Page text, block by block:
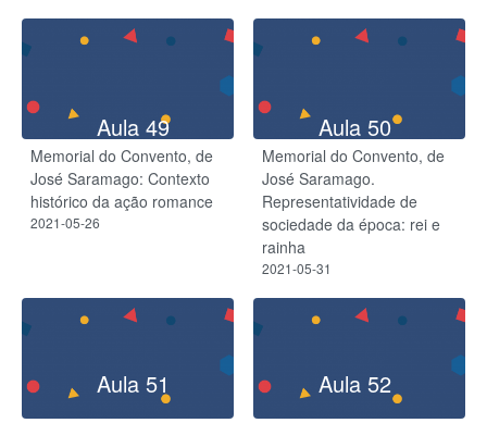
Aula 49
Memorial do Convento, de
José Saramago: Contexto
histórico da ação romance
2021-05-26
Aula 50
Memorial do Convento, de
José Saramago.
Representatividade de
sociedade da época: rei e
rainha
2021-05-31
Aula 51 Aula 52